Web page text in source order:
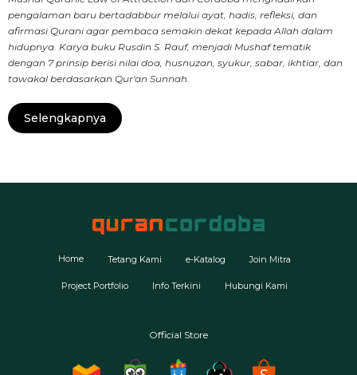
pengalaman baru bertadabbur melalui ayat, hadis, refleksi, dan
afirmasi Qurani agar pembaca semakin dekat kepada Allah dalam
hidupnya. Karya buku Rusdin S. Rauf, menjadi Mushaf tematik
dengan 7 prinsip berisi nilai doa, husnuzan, syukur, sabar, ikhtiar, dan
tawakal berdasarkan Qur'an Sunnah.
Selengkapnya
Home Tetang Kami e-Katalog Join Mitra
Project Portfolio Info Terkini Hubungi Kami
Official Store